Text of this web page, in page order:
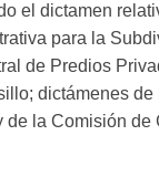
el dictamen
para la
de Predios
dictámenes
de la Comisión de